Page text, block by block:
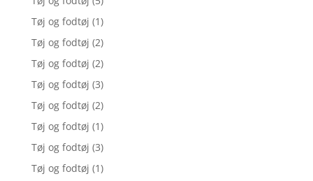
Tøj og fodtøj (1)
Tøj og fodtøj (2)
Tøj og fodtøj (2)
Tøj og fodtøj (3)
Tøj og fodtøj (2)
Tøj og fodtøj (1)
Tøj og fodtøj (3)
Tøj og fodtøj (1)